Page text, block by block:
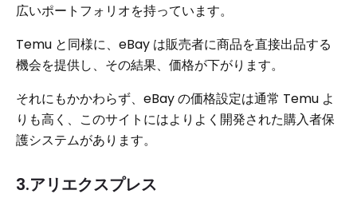
広いポートフォリオを持っています。
Temu と同様に、eBay は販売者に商品を直接出品する
機会を提供し、その結果、価格が下がります。
それにもかかわらず、eBay の価格設定は通常 Temu よ
りも高く、このサイトにはよりよく開発された購入者保
護システムがあります。
3.アリエクスプレス